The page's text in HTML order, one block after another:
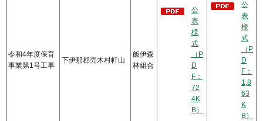
令和4年度保育
事業第1号工事
下伊那郡売木村軒山
飯伊森
林組合
公
表
様
式
（P
D
F：
72
4K
B）
公
表
様
式
（P
D
F：
1,8
63
K
B）